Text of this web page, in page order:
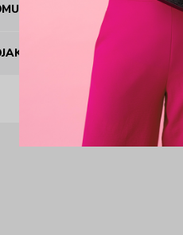
MUSÍ BÝT PRODUKT
JAK JE TO SE SLEVOVÝM